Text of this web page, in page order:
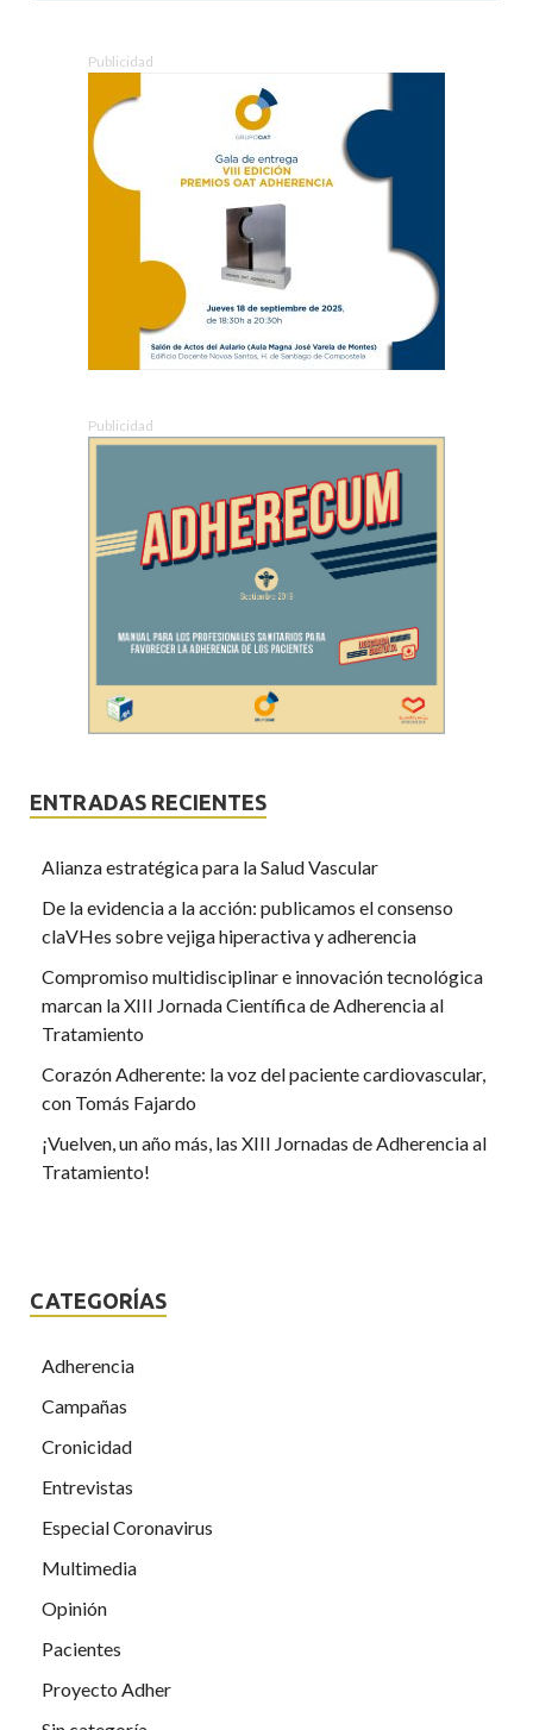
Publicidad
Publicidad
ENTRADAS RECIENTES
Alianza estratégica para la Salud Vascular
De la evidencia a la acción: publicamos el consenso
claVHes sobre vejiga hiperactiva y adherencia
Compromiso multidisciplinar e innovación tecnológica
marcan la XIII Jornada Científica de Adherencia al
Tratamiento
Corazón Adherente: la voz del paciente cardiovascular,
con Tomás Fajardo
¡Vuelven, un año más, las XIII Jornadas de Adherencia al
Tratamiento!
CATEGORÍAS
Adherencia
Campañas
Cronicidad
Entrevistas
Especial Coronavirus
Multimedia
Opinión
Pacientes
Proyecto Adher